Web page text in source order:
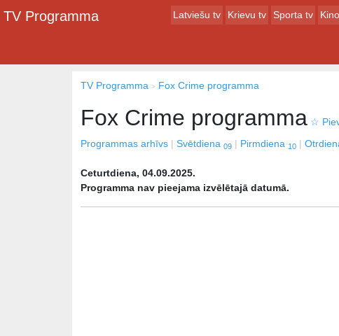
TV Programma Latviešu tv Krievu tv Sporta tv
TV Programma Fox Crime programma
Fox Crime programma ☆
Programmas arhīvs
Svētdiena 09 Pirmdiena 10
Ceturtdiena, 04.09.2025.
Programma nav pieejama izvēlētajā datumā.